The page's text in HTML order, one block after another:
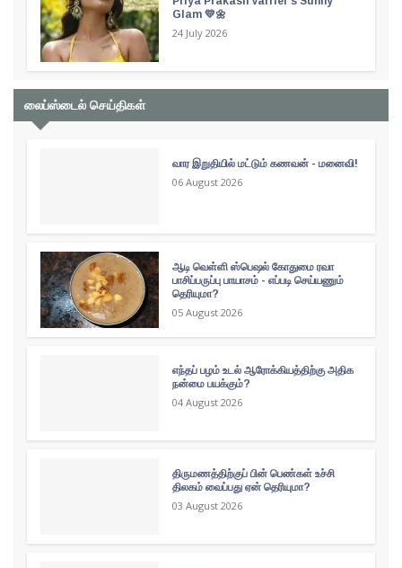
Glam 💛🌼
24 July 2026
லைப்ஸ்டைல் செய்திகள்
வார இறுதியில் மட்டும் கணவன் - மனைவி!
06 August 2026
ஆடி வெள்ளி ஸ்பெஷல் கோதுமை ரவா
பாசிப்பருப்பு பாயாசம் - எப்படி செய்யணும்
தெரியுமா?
05 August 2026
எந்தப் பழம் உடல் ஆரோக்கியத்திற்கு அதிக
நன்மை பயக்கும்?
04 August 2026
திருமணத்திற்குப் பின் பெண்கள் உச்சி
திலகம் வைப்பது ஏன் தெரியுமா?
03 August 2026